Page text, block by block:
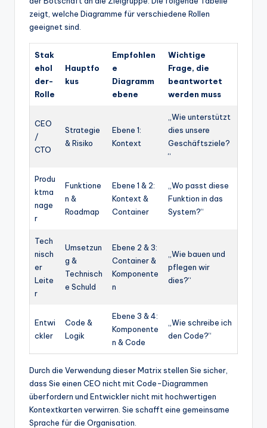
zeigt, welche Diagramme für verschiedene Rollen
geeignet sind.
Stak
ehol
der-
Rolle
Hauptfo
kus
Empfohlen
e
Diagramm
ebene
Wichtige
Frage, die
beantwortet
werden muss
CEO
/
CTO
Strategie
& Risiko
Ebene 1:
Kontext
„Wie unterstützt
dies unsere
Geschäftsziele?
“
Produ
ktma
nage
r
Funktione
n &
Roadmap
Ebene 1 & 2:
Kontext &
Container
„Wo passt diese
Funktion in das
System?“
Tech
nisch
er
Leite
r
Umsetzun
g &
Technisch
e Schuld
Ebene 2 & 3:
Container &
Komponente
n
„Wie bauen und
pflegen wir
dies?“
Entwi
ckler
Code &
Logik
Ebene 3 & 4:
Komponente
n & Code
„Wie schreibe ich
den Code?“
Durch die Verwendung dieser Matrix stellen Sie sicher,
dass Sie einen CEO nicht mit Code-Diagrammen
überfordern und Entwickler nicht mit hochwertigen
Kontextkarten verwirren. Sie schafft eine gemeinsame
Sprache für die Organisation.